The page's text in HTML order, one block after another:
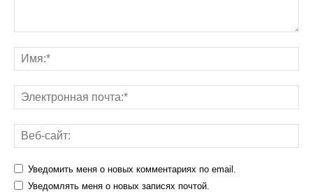
Уведомить меня о новых комментариях по email.
Уведомлять меня о новых записях почтой.